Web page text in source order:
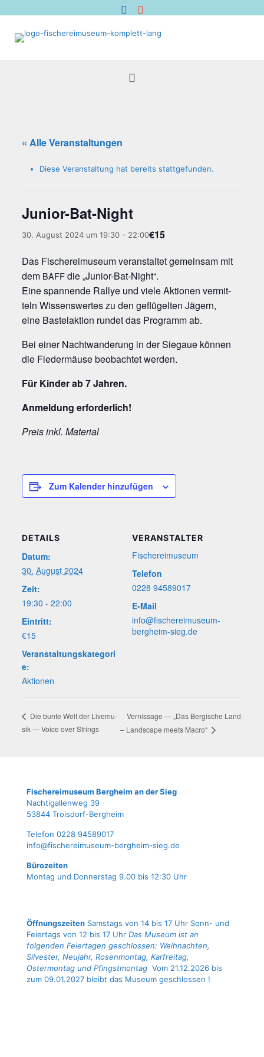
« Alle Veranstaltungen
Diese Veranstaltung hat bereits stattgefunden.
Juni­or-Bat-Night
30. August 2024 um 19:30- 22:00€15
Das Fische­rei­mu­se­um ver­an­stal­tet gemein­sam mit
dem BAFFdie „Juni­or-Bat-Night“.
Eine span­nen­de Ral­lye und vie­le Aktio­nen ver­mit­
teln Wis­sens­wer­tes zu den geflü­gel­ten Jägern,
eine Bas­tel­ak­ti­on run­det das Pro­gramm ab.
Bei einer Nacht­wan­de­rung in der Sie­gaue kön­nen
die Fle­der­mäu­se beob­ach­tet werden.
Für Kin­der ab 7 Jahren.
Anmel­dung erforderlich!
Preis inkl. Material
Zum Kalender hinzufügen
DETAILS
Datum:
30. August 2024
Zeit:
19:30 - 22:00
Eintritt:
€15
Veranstaltungskategori
e:
Aktionen
VERANSTALTER
Fische­rei­mu­se­um
Telefon
0228 94589017
E-Mail
info@fischereimuseum-
bergheim-sieg.de
Die bun­te Welt der Live­mu­
sik — Voice over Strings
Ver­nis­sa­ge — „Das Ber­gi­sche Land
– Land­scape meets Macro“
Fische­rei­mu­se­um Berg­heim an der Sieg
Nach­ti­gal­len­weg 39
53844 Troisdorf-Bergheim
Tele­fon 0228 94589017
info@fischereimuseum-bergheim-sieg.de
Büro­zei­ten
Mon­tag und Don­ners­tag 9.00 bis 12:30 Uhr
Öffnungszeiten Samstags von 14 bis 17 Uhr Sonn- und
Feiertags von 12 bis 17 Uhr Das Museum ist an
folgenden Feiertagen geschlossen: Weihnachten,
Silvester, Neujahr, Rosenmontag, Karfreitag,
Ostermontag und Pfingstmontag Vom 21.12.2026 bis
zum 09.01.2027 bleibt das Museum geschlossen !